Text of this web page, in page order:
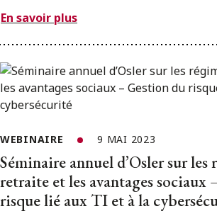
En savoir plus
WEBINAIRE 9 MAI 2023
Séminaire annuel d’Osler sur les
retraite et les avantages sociaux
risque lié aux TI et à la